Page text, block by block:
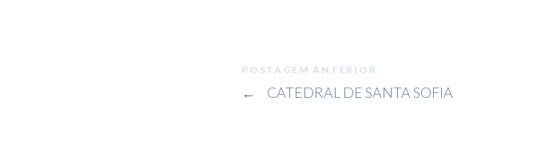
POSTAGEM ANTERIOR
← CATEDRAL DE SANTA SOFIA